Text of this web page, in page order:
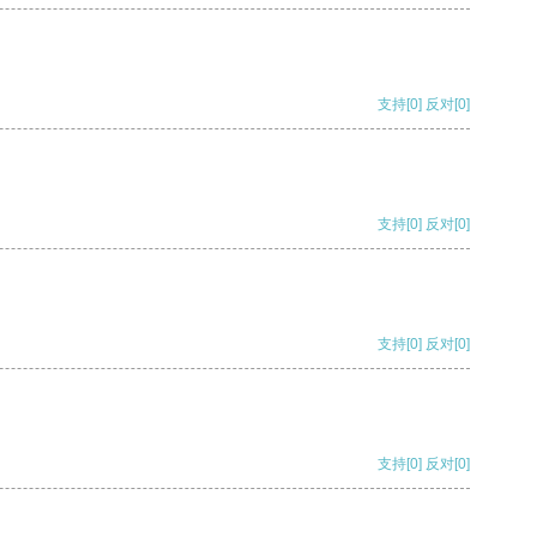
支持[0] 反对[0]
支持[0] 反对[0]
支持[0] 反对[0]
支持[0] 反对[0]